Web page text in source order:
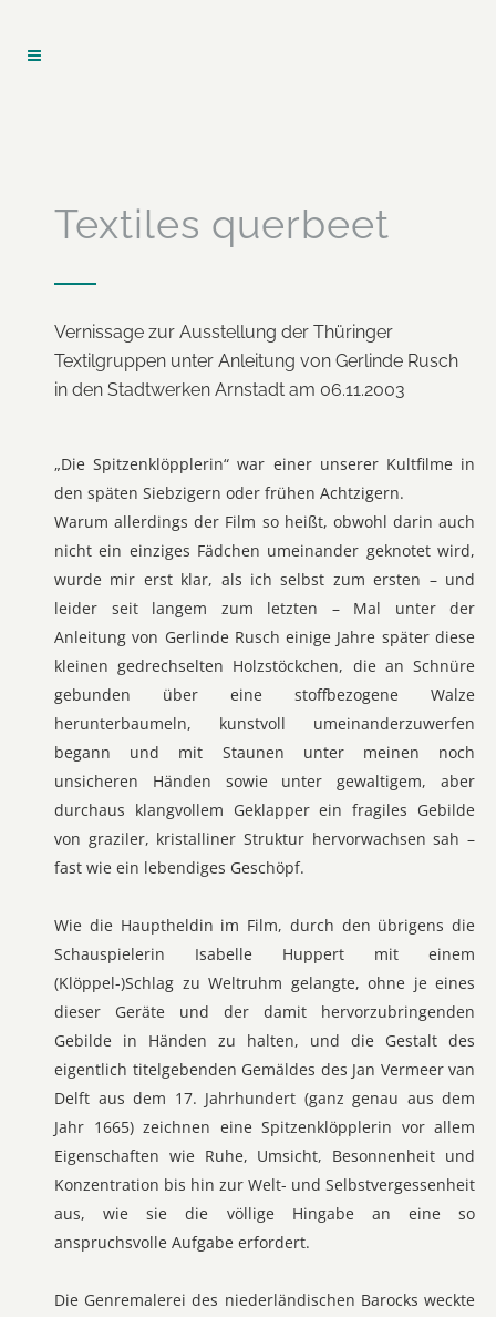
Textiles querbeet
Vernissage zur Ausstellung der Thüringer
Textilgruppen unter Anleitung von Gerlinde Rusch
in den Stadtwerken Arnstadt am 06.11.2003
„Die Spitzenklöpplerin“ war einer unserer Kultfilme in
den späten Siebzigern oder frühen Achtzigern.
Warum allerdings der Film so heißt, obwohl darin auch
nicht ein einziges Fädchen umeinander geknotet wird,
wurde mir erst klar, als ich selbst zum ersten – und
leider seit langem zum letzten – Mal unter der
Anleitung von Gerlinde Rusch einige Jahre später diese
kleinen gedrechselten Holzstöckchen, die an Schnüre
gebunden über eine stoffbezogene Walze
herunterbaumeln, kunstvoll umeinanderzuwerfen
begann und mit Staunen unter meinen noch
unsicheren Händen sowie unter gewaltigem, aber
durchaus klangvollem Geklapper ein fragiles Gebilde
von graziler, kristalliner Struktur hervorwachsen sah –
fast wie ein lebendiges Geschöpf.
Wie die Hauptheldin im Film, durch den übrigens die
Schauspielerin Isabelle Huppert mit einem
(Klöppel-)Schlag zu Weltruhm gelangte, ohne je eines
dieser Geräte und der damit hervorzubringenden
Gebilde in Händen zu halten, und die Gestalt des
eigentlich titelgebenden Gemäldes des Jan Vermeer van
Delft aus dem 17. Jahrhundert (ganz genau aus dem
Jahr 1665) zeichnen eine Spitzenklöpplerin vor allem
Eigenschaften wie Ruhe, Umsicht, Besonnenheit und
Konzentration bis hin zur Welt- und Selbstvergessenheit
aus, wie sie die völlige Hingabe an eine so
anspruchsvolle Aufgabe erfordert.
Die Genremalerei des niederländischen Barocks weckte